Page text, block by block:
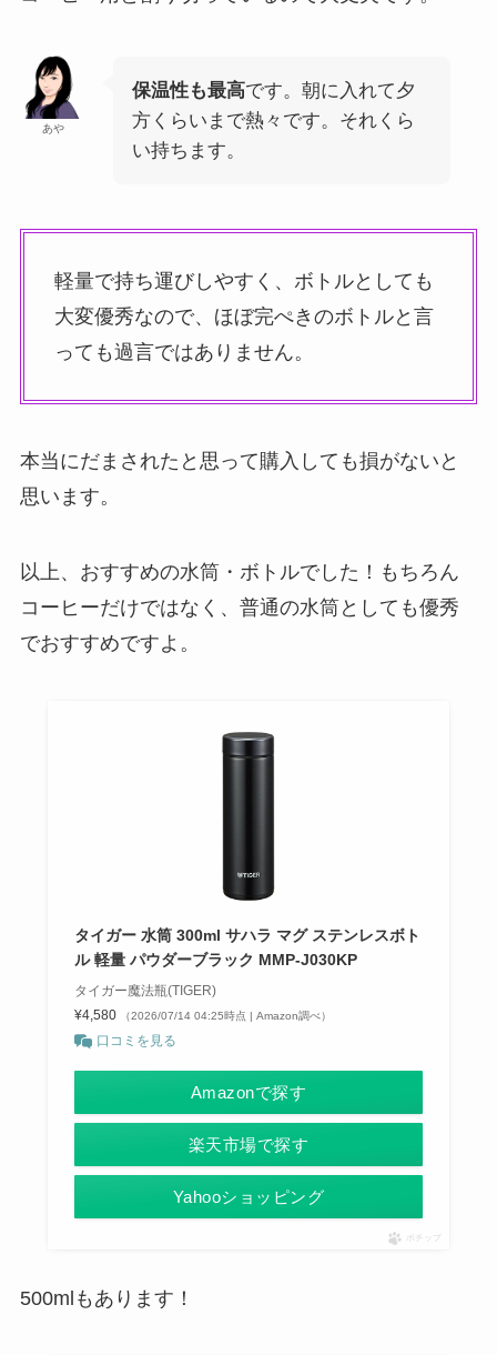
あや
保温性も最高です。朝に入れて夕
方くらいまで熱々です。それくら
い持ちます。
軽量で持ち運びしやすく、ボトルとしても
大変優秀なので、ほぼ完ぺきのボトルと言
っても過言ではありません。
本当にだまされたと思って購入しても損がないと
思います。
以上、おすすめの水筒・ボトルでした！もちろん
コーヒーだけではなく、普通の水筒としても優秀
でおすすめですよ。
タイガー 水筒 300ml サハラ マグ ステンレスボト
ル 軽量 パウダーブラック MMP-J030KP
タイガー魔法瓶(TIGER)
¥4,580
（2026/07/14 04:25時点 | Amazon調べ）
口コミを見る
Amazonで探す
楽天市場で探す
Yahooショッピング
ポチップ
500mlもあります！